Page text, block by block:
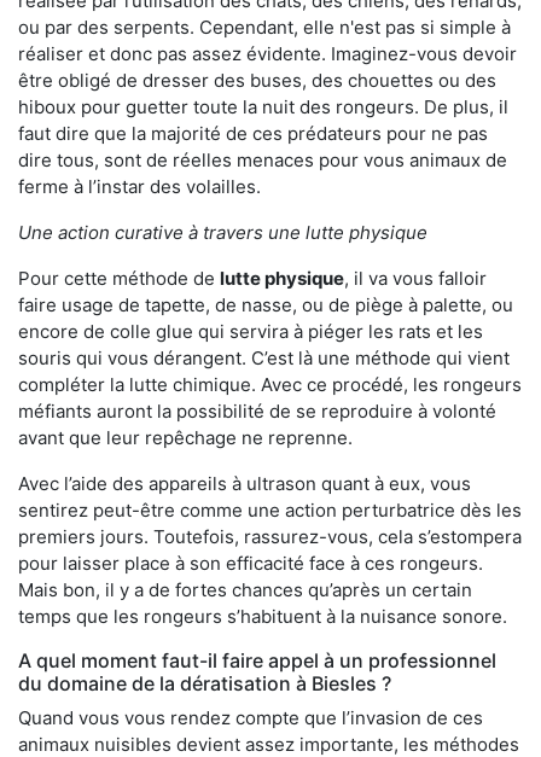
ou par des serpents. Cependant, elle n'est pas si simple à
réaliser et donc pas assez évidente. Imaginez-vous devoir
être obligé de dresser des buses, des chouettes ou des
hiboux pour guetter toute la nuit des rongeurs. De plus, il
faut dire que la majorité de ces prédateurs pour ne pas
dire tous, sont de réelles menaces pour vous animaux de
ferme à l’instar des volailles.
Une action curative à travers une lutte physique
Pour cette méthode de lutte physique, il va vous falloir
faire usage de tapette, de nasse, ou de piège à palette, ou
encore de colle glue qui servira à piéger les rats et les
souris qui vous dérangent. C’est là une méthode qui vient
compléter la lutte chimique. Avec ce procédé, les rongeurs
méfiants auront la possibilité de se reproduire à volonté
avant que leur repêchage ne reprenne.
Avec l’aide des appareils à ultrason quant à eux, vous
sentirez peut-être comme une action perturbatrice dès les
premiers jours. Toutefois, rassurez-vous, cela s’estompera
pour laisser place à son efficacité face à ces rongeurs.
Mais bon, il y a de fortes chances qu’après un certain
temps que les rongeurs s’habituent à la nuisance sonore.
A quel moment faut-il faire appel à un professionnel
du domaine de la dératisation à Biesles ?
Quand vous vous rendez compte que l’invasion de ces
animaux nuisibles devient assez importante, les méthodes